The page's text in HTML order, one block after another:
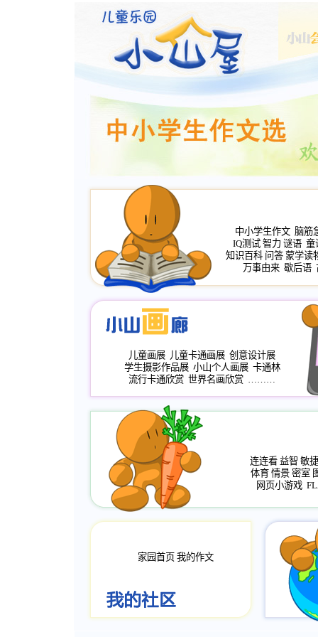
中小学生作文 脑筋
IQ测试 智力 谜语 童
知识百科 问答 蒙学读
万事由来 歇后语
儿童画展 儿童卡通画展 创意设计展
学生摄影作品展 小山个人画展 卡通林
流行卡通欣赏 世界名画欣赏 ………
连连看 益智 敏捷
体育 情景 密室
网页小游戏
家园首页 我的作文